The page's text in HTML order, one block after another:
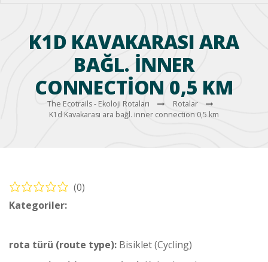
K1D KAVAKARASI ARA
BAĞL. INNER
CONNECTION 0,5 KM
The Ecotrails - Ekoloji Rotaları
Rotalar
K1d Kavakarası ara bağl. inner connection 0,5 km
(0)
Kategoriler:
Bisiklet – Köyceğiz Rotaları (Cycling – Köyceğiz
rota türü (route type): Bisiklet (Cycling)